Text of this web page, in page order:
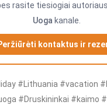
rasite tiesiogiai autoriaus
Uoga kanale.
kontaktus ir
#Lithuania #vacation
#Druskininkai #kaimo